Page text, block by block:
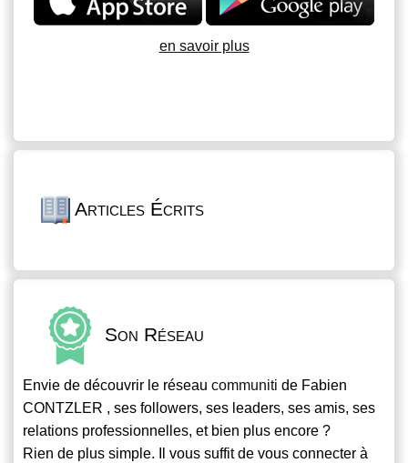
en savoir plus
Articles Écrits
Son Réseau
Envie de découvrir le réseau communiti de Fabien
CONTZLER , ses followers, ses leaders, ses amis, ses
relations professionnelles, et bien plus encore ?
Rien de plus simple. Il vous suffit de vous connecter à